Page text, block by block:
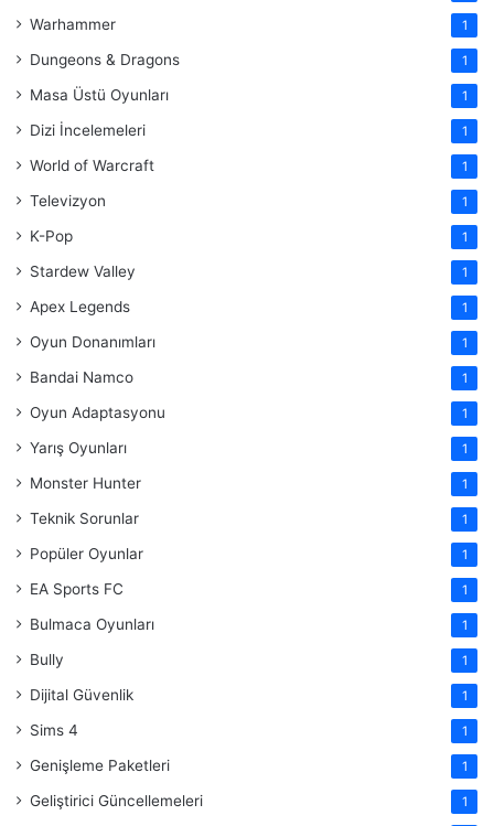
Warhammer 1
Dungeons & Dragons 1
Masa Üstü Oyunları 1
Dizi İncelemeleri 1
World of Warcraft 1
Televizyon 1
K-Pop 1
Stardew Valley 1
Apex Legends 1
Oyun Donanımları 1
Bandai Namco 1
Oyun Adaptasyonu 1
Yarış Oyunları 1
Monster Hunter 1
Teknik Sorunlar 1
Popüler Oyunlar 1
EA Sports FC 1
Bulmaca Oyunları 1
Bully 1
Dijital Güvenlik 1
Sims 4 1
Genişleme Paketleri 1
Geliştirici Güncellemeleri 1